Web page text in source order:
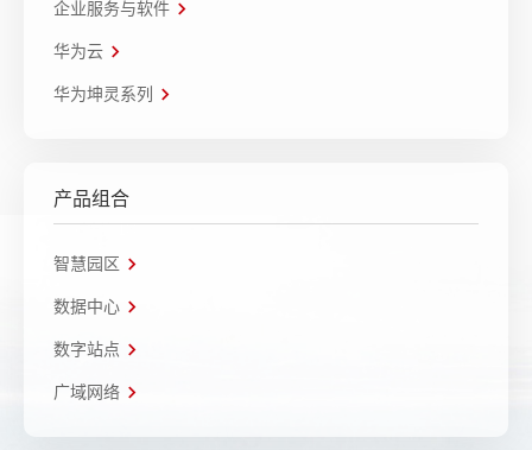
企业服务与软件
华为云
华为坤灵系列
产品组合
智慧园区
数据中心
数字站点
广域网络